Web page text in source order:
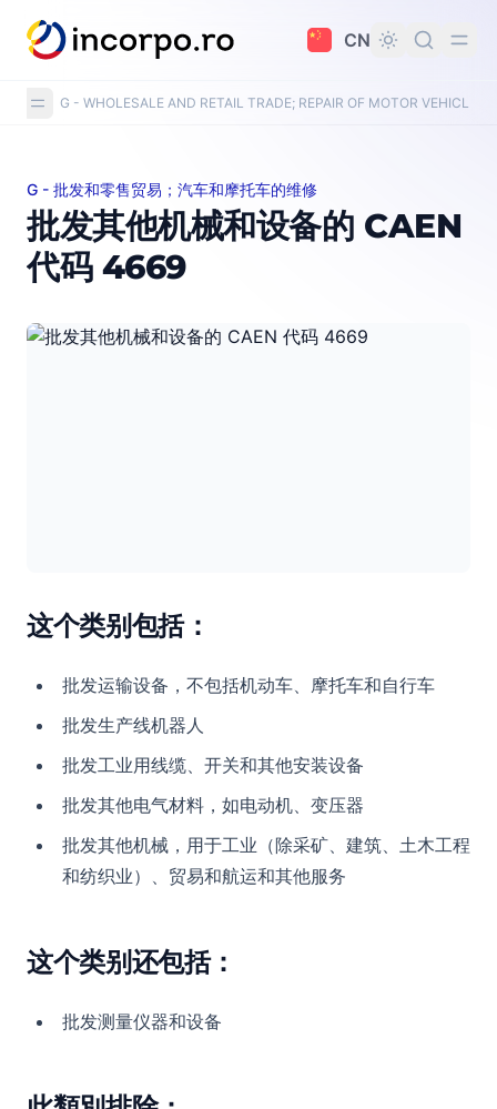
要内容
CN
G - WHOLESALE AND RETAIL TRADE; REPAIR OF MOTOR VEHICLES
批发其他机械和设备的 CAEN 代码 4669
G - 批发和零售贸易；汽车和摩托车的维修
批发其他机械和设备的 CAEN
代码 4669
这个类别包括：
批发运输设备，不包括机动车、摩托车和自行车
批发生产线机器人
批发工业用线缆、开关和其他安装设备
批发其他电气材料，如电动机、变压器
批发其他机械，用于工业（除采矿、建筑、土木工程
和纺织业）、贸易和航运和其他服务
这个类别还包括：
批发测量仪器和设备